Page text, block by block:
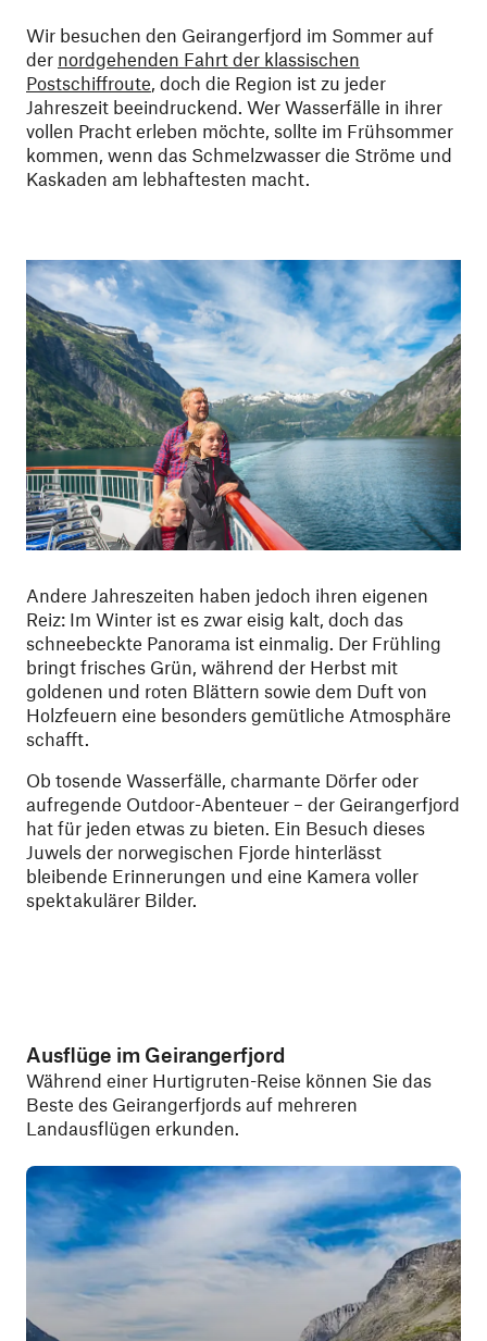
Wir besuchen den Geirangerfjord im Sommer auf
der nordgehenden Fahrt der klassischen
Postschiffroute , doch die Region ist zu jeder
Jahreszeit beeindruckend. Wer Wasserfälle in ihrer
vollen Pracht erleben möchte, sollte im Frühsommer
kommen, wenn das Schmelzwasser die Ströme und
Kaskaden am lebhaftesten macht.
Andere Jahreszeiten haben jedoch ihren eigenen
Reiz: Im Winter ist es zwar eisig kalt, doch das
schneebeckte Panorama ist einmalig. Der Frühling
bringt frisches Grün, während der Herbst mit
goldenen und roten Blättern sowie dem Duft von
Holzfeuern eine besonders gemütliche Atmosphäre
schafft.
Ob tosende Wasserfälle, charmante Dörfer oder
aufregende Outdoor-Abenteuer – der Geirangerfjord
hat für jeden etwas zu bieten. Ein Besuch dieses
Juwels der norwegischen Fjorde hinterlässt
bleibende Erinnerungen und eine Kamera voller
spektakulärer Bilder.
Ausflüge im Geirangerfjord
Während einer Hurtigruten-Reise können Sie das
Beste des Geirangerfjords auf mehreren
Landausflügen erkunden.